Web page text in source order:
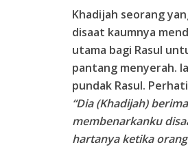
Khadijah seorang
disaat kaumnya
utama bagi Rasul
pantang menyerah.
pundak Rasul.
“Dia (Khadijah)
membenarkanku
hartanya ketika